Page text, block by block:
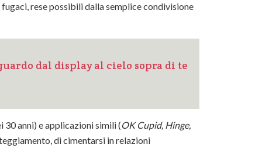
rese possibili dalla semplice condivisione
dal display al cielo sopra di te
anni) e applicazioni simili (OK Cupid, Hinge,
di cimentarsi in relazioni